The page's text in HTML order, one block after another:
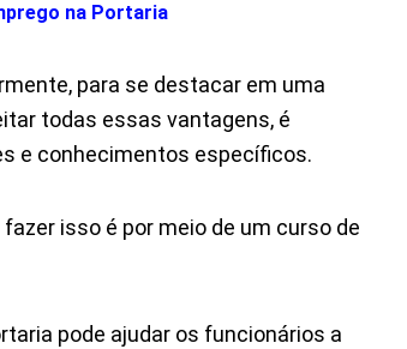
na Portaria
para se destacar em uma
todas essas vantagens, é
e conhecimentos específicos.
isso é por meio de um curso de
pode ajudar os funcionários a